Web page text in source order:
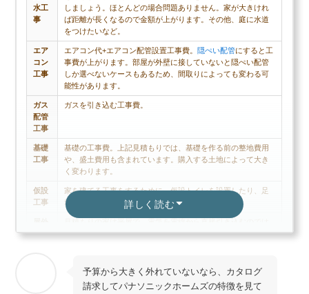
詳しく読む
水工
事
しましょう。ほとんどの場合問題ありません。家が大きけれ
ば距離が長くなるので金額が上がります。その他、庭に水道
をつけたいなど。
エア
コン
工事
エアコン代+エアコン配管設置工事費。 隠ぺい配管にすると工
事費が上がります。部屋が外壁に接していないと隠ぺい配管
しか選べないケースもあるため、間取りによっても変わる可
能性があります。
ガス
配管
工事
ガスを引き込む工事費。
基礎
工事
基礎の工事費。上記見積もりでは、基礎を作る前の整地費用
や、盛土費用も含まれています。購入する土地によって大き
く変わります。
仮設
工事
家を建てる工事をするために、仮設トイレを設置したり、足
場を組む費用。
電気
なく、敷地内にポールを建てて、ポールを経由して電気を引
を鑑みて、必要改良を行う費用。地盤が弱いと200万、300万
かかる場合もあるため注意ですが、地盤調査してみないと分
予算から大きく外れていないなら、カタログ
請求してパナソニックホームズの特徴を見て